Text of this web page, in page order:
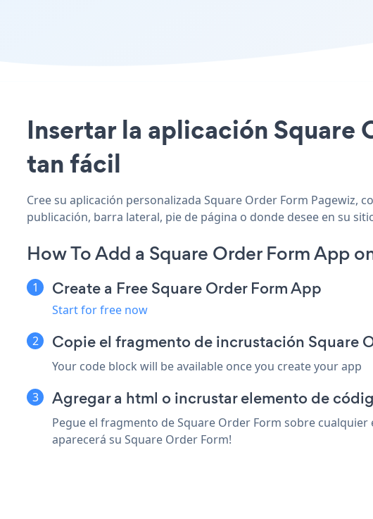
Insertar la aplicación Square
tan fácil
Cree su aplicación personalizada Square Order Form Pagewiz,
publicación, barra lateral, pie de página o donde desee en su
How To Add a Square Order Form App
Create a Free Square Order Form App
Start for free now
Copie el fragmento de incrustación Square
Your code block will be available once you create your app
Agregar a html o incrustar elemento de
Pegue el fragmento de Square Order Form sobre
aparecerá su Square Order Form!